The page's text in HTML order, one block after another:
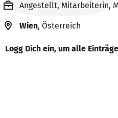
Angestellt, Mitarbeiterin,
Wien, Österreich
Logg Dich ein, um alle